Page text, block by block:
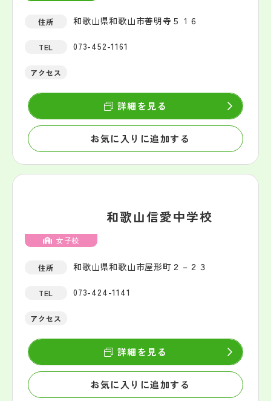
住所 和歌山県和歌山市善明寺５１６
TEL 073-452-1161
アクセス
お気に入りに追加する
詳細を見る
女子校
和歌山信愛中学校
住所 和歌山県和歌山市屋形町２－２３
TEL 073-424-1141
アクセス
お気に入りに追加する
詳細を見る